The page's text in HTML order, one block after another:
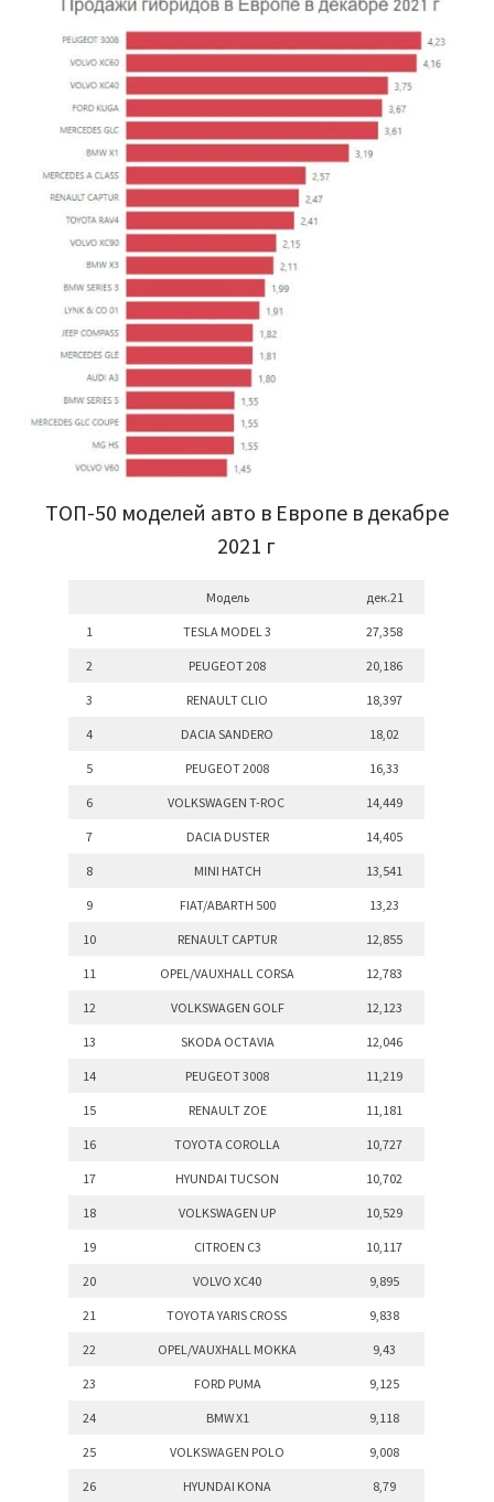
ТОП-50 моделей авто в Европе в декабре
2021 г
Модель дек.21
1 TESLA MODEL 3 27,358
2 PEUGEOT 208 20,186
3 RENAULT CLIO 18,397
4 DACIA SANDERO 18,02
5 PEUGEOT 2008 16,33
6 VOLKSWAGEN T-ROC 14,449
7 DACIA DUSTER 14,405
8 MINI HATCH 13,541
9 FIAT/ABARTH 500 13,23
10 RENAULT CAPTUR 12,855
11 OPEL/VAUXHALL CORSA 12,783
12 VOLKSWAGEN GOLF 12,123
13 SKODA OCTAVIA 12,046
14 PEUGEOT 3008 11,219
15 RENAULT ZOE 11,181
16 TOYOTA COROLLA 10,727
17 HYUNDAI TUCSON 10,702
18 VOLKSWAGEN UP 10,529
19 CITROEN C3 10,117
20 VOLVO XC40 9,895
21 TOYOTA YARIS CROSS 9,838
22 OPEL/VAUXHALL MOKKA 9,43
23 FORD PUMA 9,125
24 BMW X1 9,118
25 VOLKSWAGEN POLO 9,008
26 HYUNDAI KONA 8,79